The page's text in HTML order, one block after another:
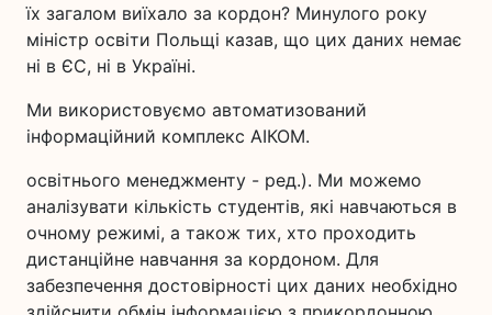
їх загалом виїхало за кордон? Минулого року
міністр освіти Польщі казав, що цих даних немає
ні в ЄС, ні в Україні.
Ми використовуємо автоматизований
інформаційний комплекс АІКОМ.
освітнього менеджменту - ред.). Ми можемо
аналізувати кількість студентів, які навчаються в
очному режимі, а також тих, хто проходить
дистанційне навчання за кордоном. Для
забезпечення достовірності цих даних необхідно